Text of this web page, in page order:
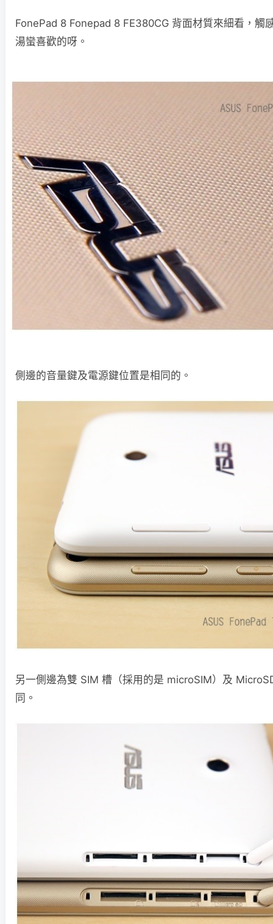
FonePad 8 Fonepad 8 FE380CG 背面材質來細看，觸
湯蠻喜歡的呀。
側邊的音量鍵及電源鍵位置是相同的。
另一側邊為雙 SIM 槽（採用的是 microSIM）及
同。